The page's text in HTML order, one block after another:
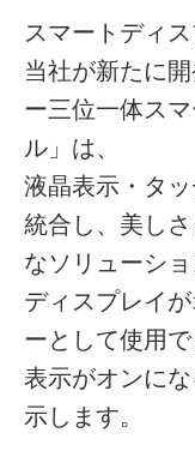
スマートディ
当社が新たに
ー三位一体ス
ル」は、
液晶表示・タ
統合し、美し
なソリューショ
ディスプレイ
ーとして使用で
表示がオンに
示します。